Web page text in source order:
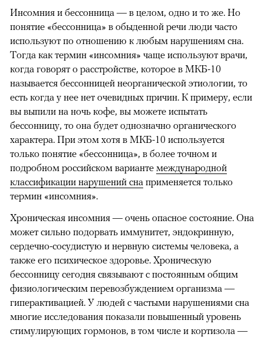
Инсомния и бессонница — в целом, одно и то же. Но
понятие «бессонница» в обыденной речи люди часто
используют по отношению к любым нарушениям сна.
Тогда как термин «инсомния» чаще используют врачи,
когда говорят о расстройстве, которое в МКБ-10
называется бессонницей неорганической этиологии, то
есть когда у нее нет очевидных причин. К примеру, если
вы выпили на ночь кофе, вы можете испытать
бессонницу, то она будет однозначно органического
характера. При этом хотя в МКБ-10 используется
только понятие «бессонница», в более точном и
подробном российском варианте международной
классификации нарушений сна применяется только
термин «инсомния».
Хроническая инсомния — очень опасное состояние. Она
может сильно подорвать иммунитет, эндокринную,
сердечно-сосудистую и нервную системы человека, а
также его психическое здоровье. Хроническую
бессонницу сегодня связывают с постоянным общим
физиологическим перевозбуждением организма —
гиперактивацией. У людей с частыми нарушениями сна
многие исследования показали повышенный уровень
стимулирующих гормонов, в том числе и кортизола —